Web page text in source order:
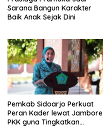
Sarana Bangun Karakter
Baik Anak Sejak Dini
Pemkab Sidoarjo Perkuat
Peran Kader lewat Jambore
PKK guna Tingkatkan